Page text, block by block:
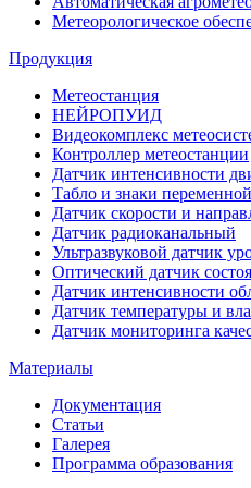
Метеорологическое
Продукция
Метеостанция
НЕЙРОПУИД
Видеокомплекс
Контроллер метеостанции
Датчик интенсивности
Табло и знаки
Датчик скорости и
Датчик радиоканальный
Ультразвуковой датчик
Оптический датчик
Датчик интенсивности
Датчик температуры и
Датчик мониторинга
Материалы
Документация
Статьи
Галерея
Программа образования